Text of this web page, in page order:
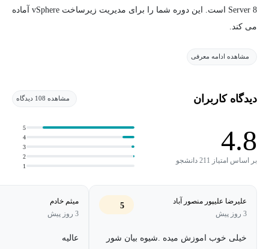
Server 8 است. این دوره شما را برای مدیریت زیرساخت vSphere آماده
می کند.
محصولات مرتبط با این دوره ESXi 8 و vCenter Server Server 8 است.
توصیف مزایا و قابلیت های VMware Skyline
نصب و پیکربندی ESXi Host ها
پیاده سازی و پیکربندی VMware vCenter Server Appliance
مشاهده ادامه معرفی
دیدگاه کاربران مشاهده 108 دیدگاه
4.8
بر اساس امتیاز 211 دانشجو
1
2
3
4
5
علیرضا علیپور منصور آباد
3 روز پیش
5
خیلی خوب اموزش میده .شیوه بیان شور
میثم خادم
3 روز پیش
عالیه